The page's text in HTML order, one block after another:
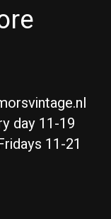
day 11-19
11-21